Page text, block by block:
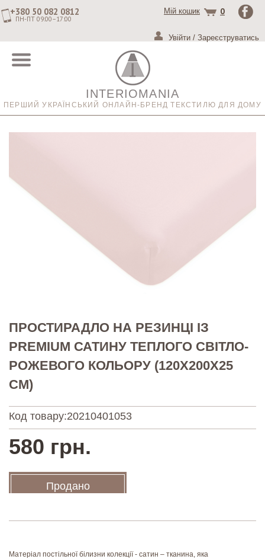
+380 50 082 0812
ПН-ПТ 09:00–17:00
Мій кошик 0
Увійти / Зареєструватись
INTERIOMANIA
ПЕРШИЙ УКРАЇНСЬКИЙ ОНЛАЙН-БРЕНД ТЕКСТИЛЮ ДЛЯ ДОМУ
ПРОСТИРАДЛО НА РЕЗИНЦІ ІЗ
PREMIUM САТИНУ ТЕПЛОГО СВІТЛО-
РОЖЕВОГО КОЛЬОРУ (120Х200Х25
СМ)
Код товару:20210401053
580 грн.
Продано
Матеріал постільної білизни колекції - сатин – тканина, яка